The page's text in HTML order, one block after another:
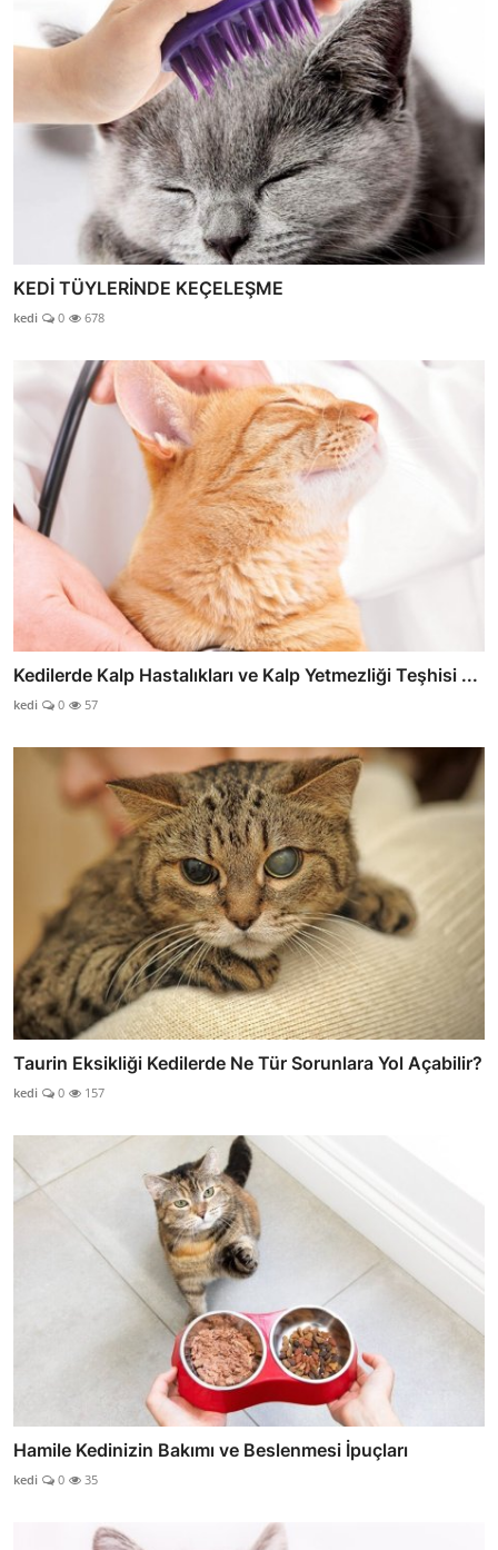
KEDİ TÜYLERİNDE KEÇELEŞME
kedi 0 678
Kedilerde Kalp Hastalıkları ve Kalp Yetmezliği Teşhisi ...
kedi 0 57
Taurin Eksikliği Kedilerde Ne Tür Sorunlara Yol Açabilir?
kedi 0 157
Hamile Kedinizin Bakımı ve Beslenmesi İpuçları
kedi 0 35